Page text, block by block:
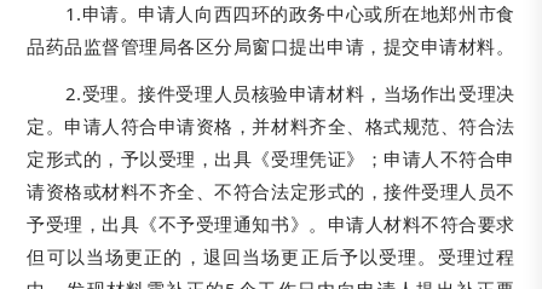
1.申请。申请人向西四环的政务中心或所在地郑州市食
品药品监督管理局各区分局窗口提出申请，提交申请材料。
2.受理。接件受理人员核验申请材料，当场作出受理决
定。申请人符合申请资格，并材料齐全、格式规范、符合法
定形式的，予以受理，出具《受理凭证》；申请人不符合申
请资格或材料不齐全、不符合法定形式的，接件受理人员不
予受理，出具《不予受理通知书》。申请人材料不符合要求
但可以当场更正的，退回当场更正后予以受理。受理过程